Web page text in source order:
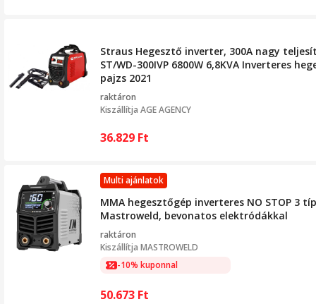
Straus Hegesztő inverter, 300A nagy
ST/WD-300IVP 6800W 6,8KVA Inverteres
pajzs 2021
raktáron
Kiszállítja AGE AGENCY
36.829 Ft
Multi ajánlatok
MMA hegesztőgép inverteres NO STOP 3
Mastroweld, bevonatos elektródákkal
raktáron
Kiszállítja MASTROWELD
-10% kuponnal
50.673 Ft